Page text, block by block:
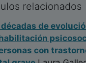
relacionados
de
con